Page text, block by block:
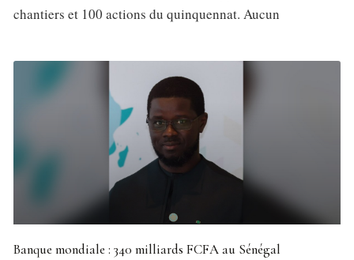
chantiers et 100 actions du quinquennat. Aucun
Banque mondiale : 340 milliards FCFA au Sénégal